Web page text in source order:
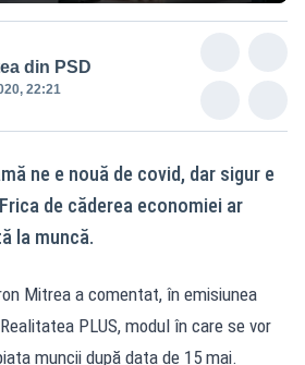
din PSD
22:21
ne e nouă de covid, dar sigur e
de căderea economiei ar
la muncă.
Mitrea a comentat, în emisiunea
PLUS, modul în care se vor
muncii după data de 15 mai.